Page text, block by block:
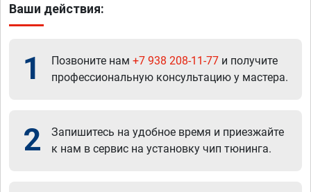
Ваши действия:
1 Позвоните нам +7 938 208-11-77 и получите
профессиональную консультацию у мастера.
2
Запишитесь на удобное время и приезжайте
к нам в сервис на установку чип тюнинга.